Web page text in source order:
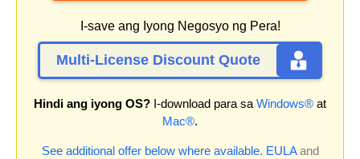
I-save ang Iyong Negosyo ng Pera!
Multi-License Discount Quote
Hindi ang iyong OS? I-download para saWindows® at
Mac®.
See additional offer below where available. EULAand